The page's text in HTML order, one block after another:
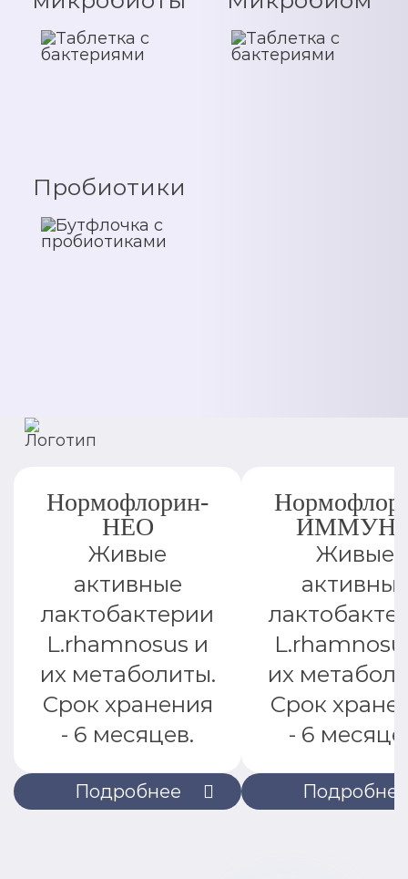
Пробиотики
Подробнее
Нормофлорин-
НЕО
Живые
активные
лактобактерии
L.rhamnosus и
их метаболиты.
Срок хранения
- 6 месяцев.
Подробнее
Живые
их
Срок
- 6